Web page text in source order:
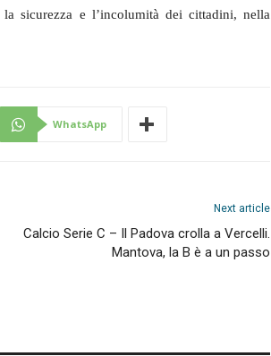
sicurezza e l’incolumità dei cittadini, nella
WhatsApp
Next article
Calcio Serie C – Il Padova crolla a Vercelli.
Mantova, la B è a un passo